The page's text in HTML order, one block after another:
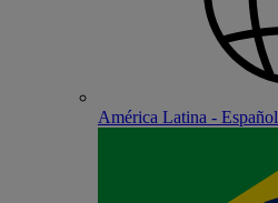
América Latina - Español